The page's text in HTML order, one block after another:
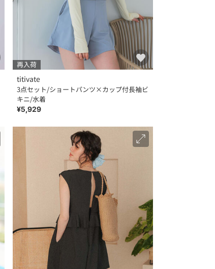
再入荷
titivate
3点セット/ショートパンツ×カップ付長袖ビ
キニ/水着
¥5,929